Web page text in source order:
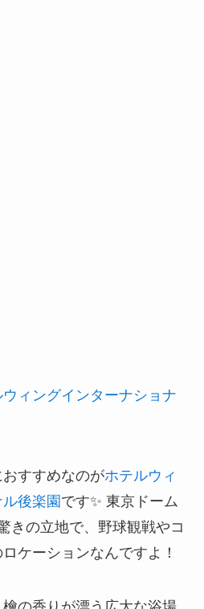
ィングインターナショナ
すすめなのがホテルウィ
後楽園です✨ 東京ドーム
きの立地で、野球観戦やコ
ケーションなんですよ！